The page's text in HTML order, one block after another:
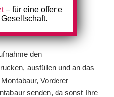
Gewalt, Not und
geflohen sind,
Hilfe.
den
ausfüllen und an das
Vorderer
senden, da sonst Ihre
– für eine offene